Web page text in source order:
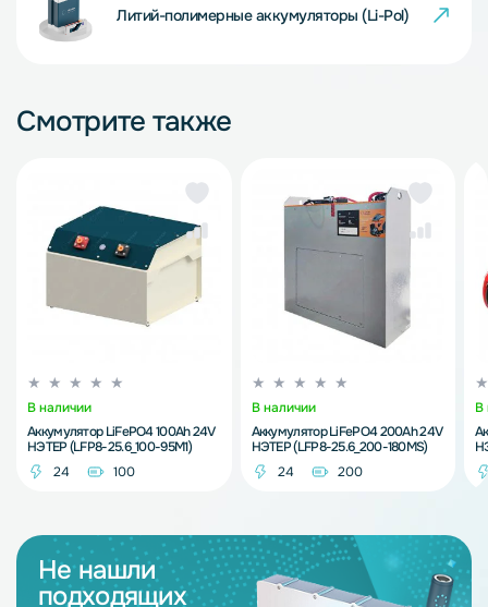
Литий-полимерные аккумуляторы (Li-Pol)
Смотрите также
В наличии
Аккумулятор LiFePO4 100Ah 24V
НЭТЕР (LFP8-25.6_100-95M1)
24
100
В наличии
Аккумулятор LiFePO4 200Ah 24V
НЭТЕР (LFP8-25.6_200-180MS)
24
200
В
Не нашли
подходящих